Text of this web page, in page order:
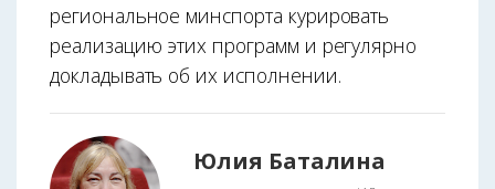
региональное минспорта курировать
реализацию этих программ и регулярно
докладывать об их исполнении.
Юлия Баталина